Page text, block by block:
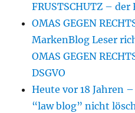
FRUSTSCHUTZ –
OMAS GEGEN
MarkenBlog Leser
OMAS GEGEN
DSGVO
Heute vor 18 Jahren
“law blog” nicht